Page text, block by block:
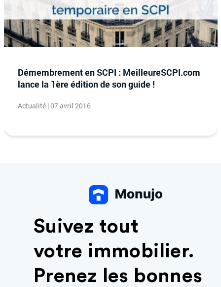
Démembrement en SCPI : MeilleureSCPI.com
lance la 1ère édition de son guide !
Actualité | 07 avril 2016
Suivez tout
votre immobilier.
Prenez les bonnes